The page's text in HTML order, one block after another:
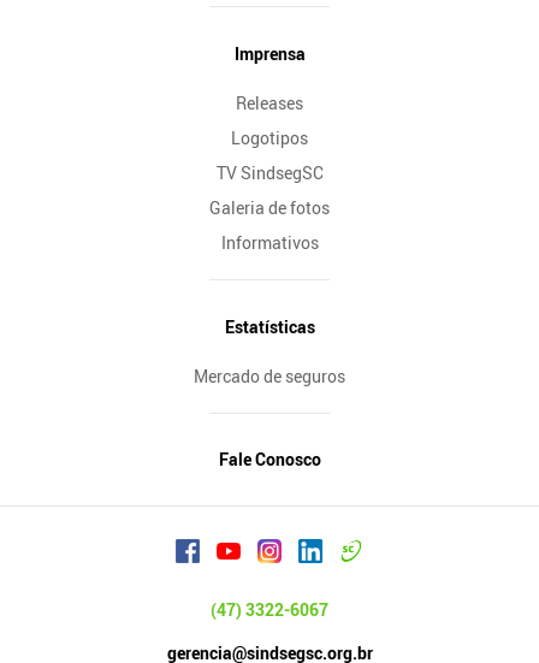
Imprensa
Releases
Logotipos
TV SindsegSC
Galeria de fotos
Informativos
Estatísticas
Mercado de seguros
Fale Conosco
(47) 3322-6067
gerencia@sindsegsc.org.br